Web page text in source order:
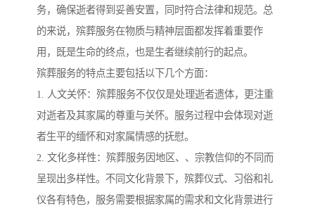
务，确保逝者得到妥善安置，同时符合法律和规范。总
的来说，殡葬服务在物质与精神层面都发挥着重要作
用，既是生命的终点，也是生者继续前行的起点。
殡葬服务的特点主要包括以下几个方面：
1. 人文关怀：殡葬服务不仅仅是处理逝者遗体，更注重
对逝者及其家属的尊重与关怀。服务过程中会体现对逝
者生平的缅怀和对家属情感的抚慰。
2. 文化多样性：殡葬服务因地区、、宗教信仰的不同而
呈现出多样性。不同文化背景下，殡葬仪式、习俗和礼
仪各有特色，服务需要根据家属的需求和文化背景进行